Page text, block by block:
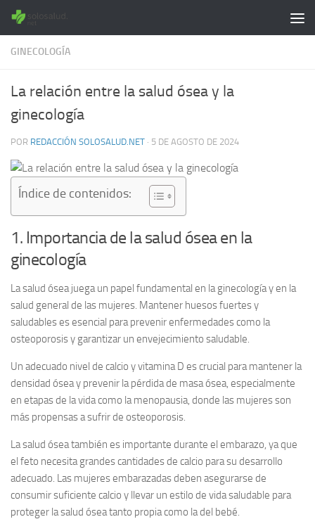
Saltar al contenido
GINECOLOGÍA
La relación entre la salud ósea y la
ginecología
POR REDACCIÓN SOLOSALUD.NET · 5 DE AGOSTO DE 2024
Índice de contenidos:
1. Importancia de la salud ósea en la
ginecología
La salud ósea juega un papel fundamental en la ginecología y en la
salud general de las mujeres. Mantener huesos fuertes y
saludables es esencial para prevenir enfermedades como la
osteoporosis y garantizar un envejecimiento saludable.
Un adecuado nivel de calcio y vitamina D es crucial para mantener la
densidad ósea y prevenir la pérdida de masa ósea, especialmente
en etapas de la vida como la menopausia, donde las mujeres son
más propensas a sufrir de osteoporosis.
La salud ósea también es importante durante el embarazo, ya que
el feto necesita grandes cantidades de calcio para su desarrollo
adecuado. Las mujeres embarazadas deben asegurarse de
consumir suficiente calcio y llevar un estilo de vida saludable para
proteger la salud ósea tanto propia como la del bebé.